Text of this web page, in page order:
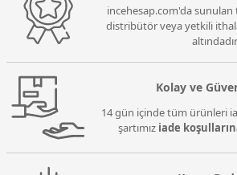
incehesap.com'da
distribütör veya yetkili
Kolay ve
14 gün içinde tüm ürünleri
şartımız iade